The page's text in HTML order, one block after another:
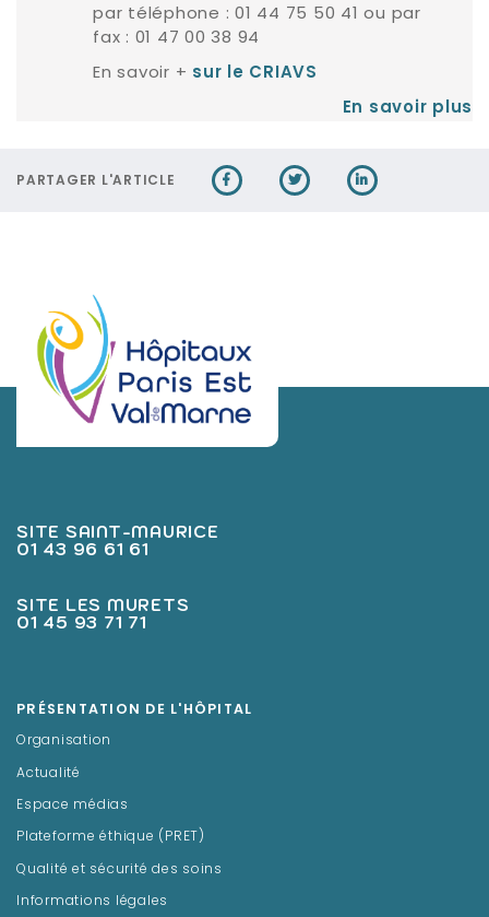
par téléphone : 01 44 75 50 41 ou par
fax : 01 47 00 38 94
En savoir + sur le CRIAVS
En savoir plus
PARTAGER L'ARTICLE
SITE SAINT-MAURICE
01 43 96 61 61
SITE LES MURETS
01 45 93 71 71
PRÉSENTATION DE L'HÔPITAL
Organisation
Actualité
Espace médias
Plateforme éthique (PRET)
Qualité et sécurité des soins
Informations légales